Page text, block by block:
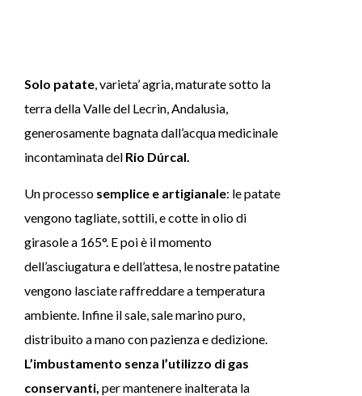
Solo patate , varieta’ agria, maturate sotto la
terra della Valle del Lecrìn, Andalusia,
generosamente bagnata dall’acqua medicinale
incontaminata del Rio Dúrcal.
Un processo semplice e artigianale: le patate
vengono tagliate, sottili, e cotte in olio di
girasole a 165°. E poi è il momento
dell’asciugatura e dell’attesa, le nostre patatine
vengono lasciate raffreddare a temperatura
ambiente. Infine il sale, sale marino puro,
distribuito a mano con pazienza e dedizione.
L’imbustamento senza l’utilizzo di gas
conservanti, per mantenere inalterata la